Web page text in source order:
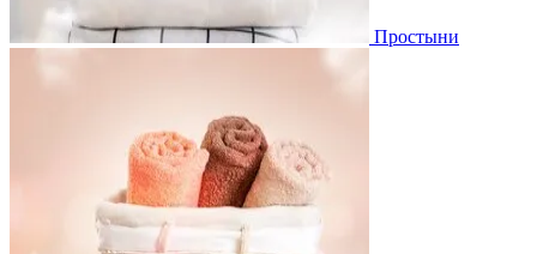
Простыни